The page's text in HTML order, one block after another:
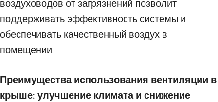
воздуховодов от загрязнений позволит
поддерживать эффективность системы и
обеспечивать качественный воздух в
помещении.
Преимущества использования вентиляции в
крыше: улучшение климата и снижение